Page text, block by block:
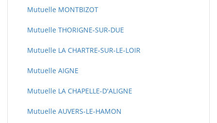
Mutuelle MONTBIZOT
Mutuelle THORIGNE-SUR-DUE
Mutuelle LA CHARTRE-SUR-LE-LOIR
Mutuelle AIGNE
Mutuelle LA CHAPELLE-D'ALIGNE
Mutuelle AUVERS-LE-HAMON